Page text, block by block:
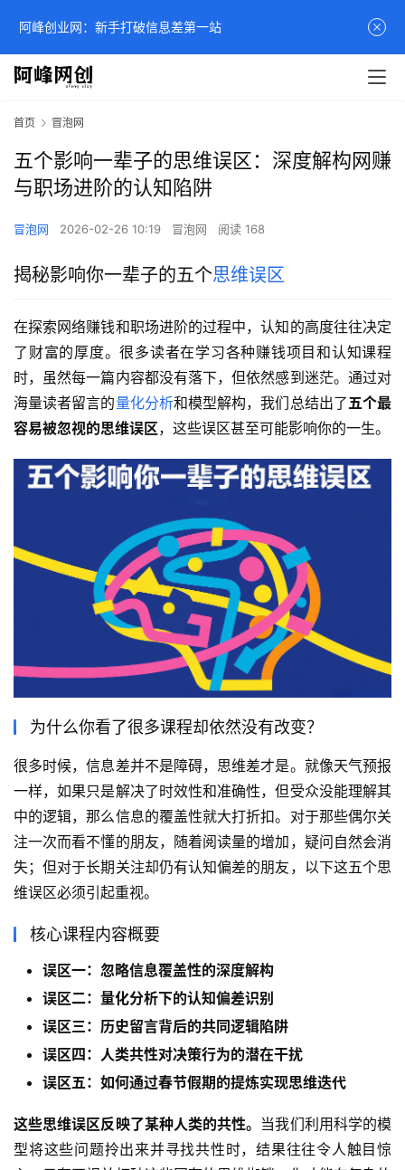
首页 冒泡网
五个影响一辈子的思维误区：深度解构网赚
与职场进阶的认知陷阱
冒泡网 2026-02-26 10:19 冒泡网 阅读 168
揭秘影响你一辈子的五个思维误区
在探索网络赚钱和职场进阶的过程中，认知的高度往往决定
了财富的厚度。很多读者在学习各种赚钱项目和认知课程
时，虽然每一篇内容都没有落下，但依然感到迷茫。通过对
海量读者留言的量化分析和模型解构，我们总结出了五个最
容易被忽视的思维误区，这些误区甚至可能影响你的一生。
为什么你看了很多课程却依然没有改变？
很多时候，信息差并不是障碍，思维差才是。就像天气预报
一样，如果只是解决了时效性和准确性，但受众没能理解其
中的逻辑，那么信息的覆盖性就大打折扣。对于那些偶尔关
注一次而看不懂的朋友，随着阅读量的增加，疑问自然会消
失；但对于长期关注却仍有认知偏差的朋友，以下这五个思
维误区必须引起重视。
核心课程内容概要
误区一：忽略信息覆盖性的深度解构
误区二：量化分析下的认知偏差识别
误区三：历史留言背后的共同逻辑陷阱
误区四：人类共性对决策行为的潜在干扰
误区五：如何通过春节假期的提炼实现思维迭代
这些思维误区反映了某种人类的共性。 当我们利用科学的模
型将这些问题拎出来并寻找共性时，结果往往令人触目惊
阿峰创业网：新手打破信息差第一站